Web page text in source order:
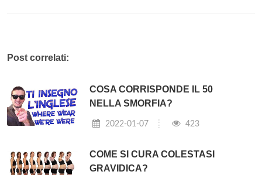
Post correlati:
COSA CORRISPONDE IL 50
NELLA SMORFIA?
2022-01-07 423
COME SI CURA COLESTASI
GRAVIDICA?